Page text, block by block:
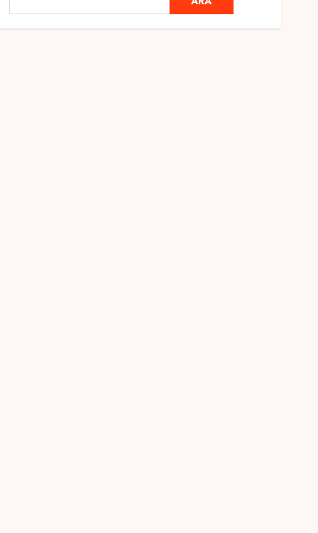
Manevi Atmosfer ve Özel
Hazırlıklar